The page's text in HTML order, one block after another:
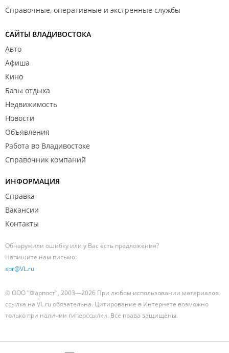
Справочные, оперативные и экстренные службы
САЙТЫ ВЛАДИВОСТОКА
Авто
Афиша
Кино
Базы отдыха
Недвижимость
Новости
Объявления
Работа во Владивостоке
Справочник компаний
ИНФОРМАЦИЯ
Справка
Вакансии
Контакты
Обнаружили ошибку или у Вас есть предложения?
Напишите нам письмо:
spr@VL.ru
© ООО "Фарпост", 2003—2026 При любом использовании материалов
ссылка на VL.ru обязательна. Цитирование в Интернете возможно
только при наличии гиперссылки. Все права защищены.